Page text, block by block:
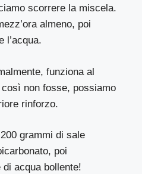
scorrere la miscela.
almeno, poi
l’acqua.
funziona al
non fosse, possiamo
rinforzo.
grammi di sale
poi
acqua bollente!